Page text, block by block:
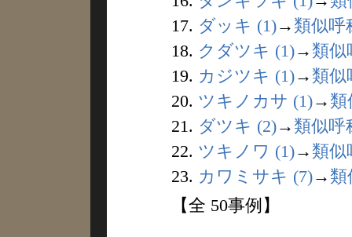
17. ダッキ (1)→ 類似呼
18. クダツキ (1)→ 類似
19. カジツキ (1)→ 類似
20. ツキノカサ (1)→ 類
21. ダツキ (2)→ 類似呼
22. ツキノワ (1)→ 類似
23. カワミサキ (7)→ 類
【全 50事例】